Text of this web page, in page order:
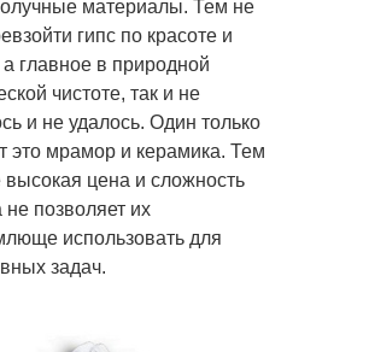
материалы. Тем не
гипс по красоте и
а главное в природной
чистоте, так и не
и не удалось. Один только
это мрамор и керамика. Тем
цена и сложность
не позволяет их
использовать для
задач.